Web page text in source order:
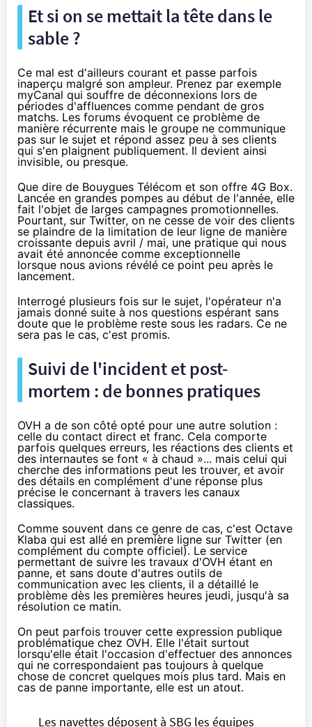
Et si on se mettait la tête dans le
sable ?
Ce mal est d'ailleurs courant et passe parfois
inaperçu malgré son ampleur. Prenez par exemple
myCanal qui souffre de déconnexionslors de
périodes d'affluences comme pendant de gros
matchs. Les forums évoquent ce problème de
manière récurrente mais le groupe ne communique
pas sur le sujet et répond assez peu à ses clients
qui s'en plaignent publiquement. Il devient ainsi
invisible, ou presque.
Que dire de Bouygues Télécom et son offre 4G Box.
Lancée en grandes pompes au début de l'année, elle
fait l'objet de larges campagnes promotionnelles.
Pourtant, sur Twitter, on ne cesse de voir des clients
se plaindre de la limitation de leur ligne de manière
croissante depuis avril / mai, une pratique qui nous
avait été annoncée comme exceptionnelle
lorsque nous avions révélé ce point peu après le
lancement.
Interrogé plusieurs fois sur le sujet, l'opérateur n'a
jamais donné suite à nos questions espérant sans
doute que le problème reste sous les radars. Ce ne
sera pas le cas, c'est promis.
Suivi de l'incident et post-
mortem : de bonnes pratiques
OVH a de son côté opté pour une autre solution :
celle du contact direct et franc. Cela comporte
parfois quelques erreurs, les réactions des clients et
des internautes se font « à chaud »... mais celui qui
cherche des informations peut les trouver, et avoir
des détails en complément d'une réponse plus
précise le concernant à travers les canaux
classiques.
Comme souvent dans ce genre de cas, c'est Octave
Klaba qui est allé en première ligne sur Twitter (en
complément du compte officiel). Le service
permettant de suivre les travaux d'OVH étant en
panne, et sans doute d'autres outils de
communication avec les clients, il a détaillé le
problème dès les premières heures jeudi, jusqu'à sa
résolution ce matin.
On peut parfois trouver cette expression publique
problématique chez OVH. Elle l'était surtout
lorsqu'elle était l'occasion d'effectuer des annonces
qui ne correspondaient pas toujours à quelque
chose de concret quelques mois plus tard. Mais en
cas de panne importante, elle est un atout.
Les navettes déposent à SBG les équipes